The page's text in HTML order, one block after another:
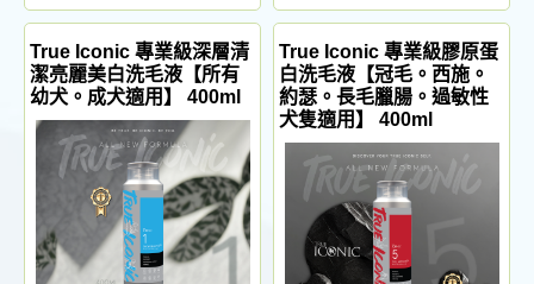
True Iconic 專業級深層清
潔亮麗美白洗毛液【所有
幼犬。成犬適用】 400ml
True Iconic 專業級膠原蛋
白洗毛液【冠毛。西施。
約瑟。長毛臘腸。過敏性
犬隻適用】 400ml